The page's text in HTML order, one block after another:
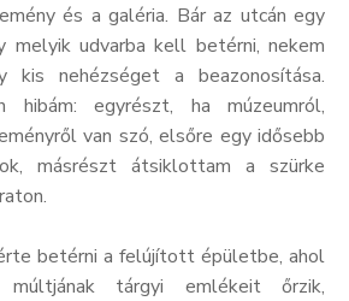
és a galéria. Bár az utcán egy
melyik udvarba kell betérni, nekem
nehézséget a beazonosítása.
egyrészt, ha múzeumról,
van szó, elsőre egy idősebb
másrészt átsiklottam a szürke
betérni a felújított épületbe, ahol
múltjának tárgyi emlékeit őrzik,